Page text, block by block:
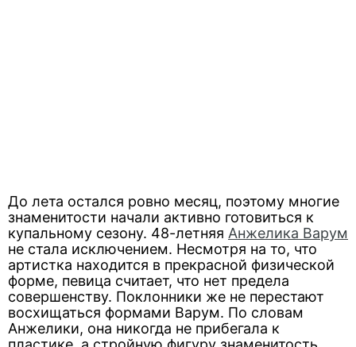
До лета остался ровно месяц, поэтому многие
знаменитости начали активно готовиться к
купальному сезону. 48-летняя Анжелика Варум
не стала исключением. Несмотря на то, что
артистка находится в прекрасной физической
форме, певица считает, что нет предела
совершенству. Поклонники же не перестают
восхищаться формами Варум. По словам
Анжелики, она никогда не прибегала к